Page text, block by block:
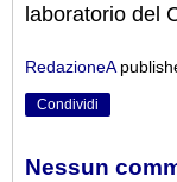
laboratorio del
RedazioneA
Condividi
Nessun